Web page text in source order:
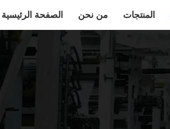
الصفحة الرئيسية من نحن المنتجات